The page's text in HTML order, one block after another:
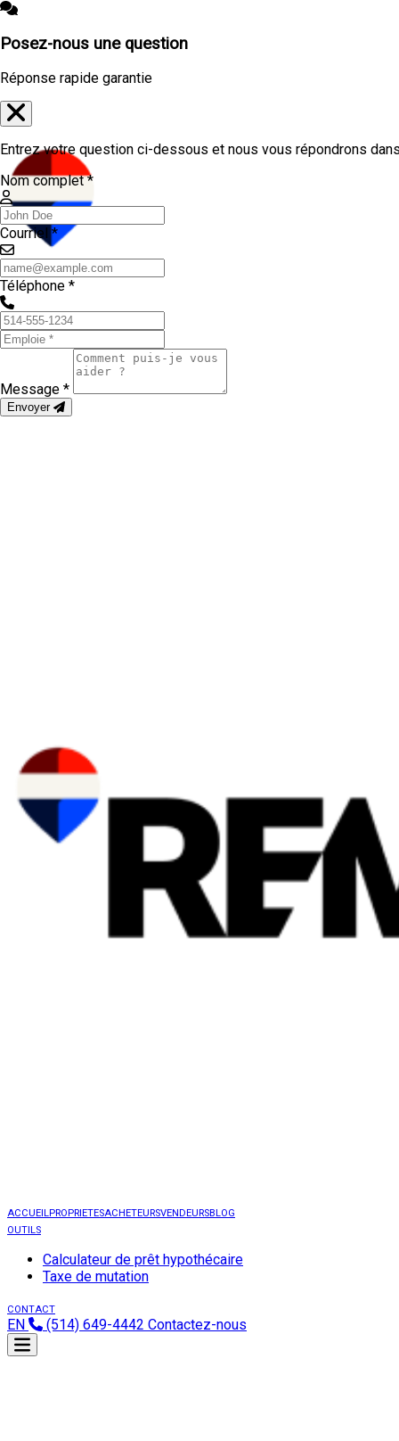
ACCUEILPROPRIETESACHETEURSVENDEURSBLOG
OUTILS
Calculateur de prêt hypothécaire
Taxe de mutation
CONTACT
EN (514) 649-4442 Contactez-nous
Posez-nous une question
Réponse rapide garantie
Entrez votre question ci-dessous et nous vous répondrons
Nom complet *
Courriel *
Téléphone *
Message *
Envoyer